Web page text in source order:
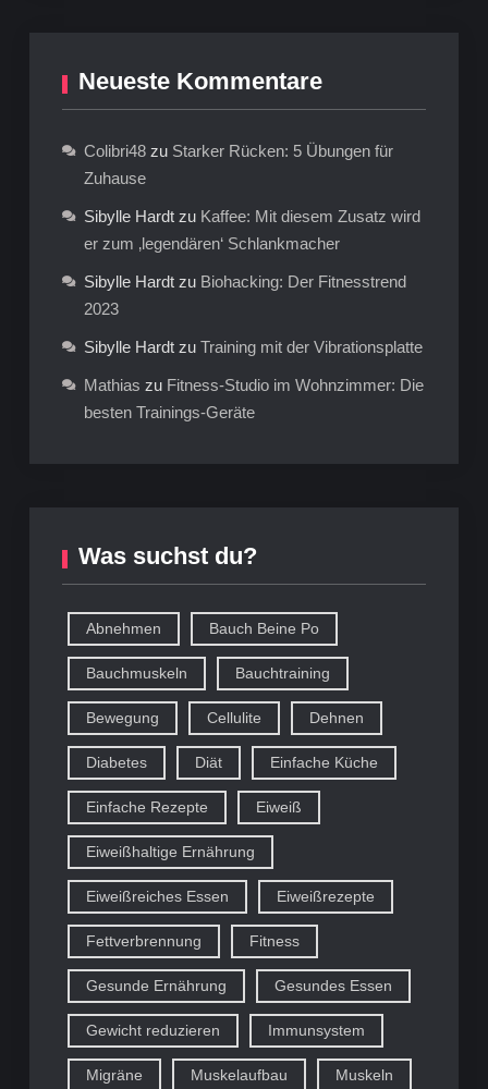
Neueste Kommentare
Colibri48zu Starker Rücken: 5 Übungen für
Zuhause
Sibylle Hardtzu Kaffee: Mit diesem Zusatz wird
er zum ‚legendären‘ Schlankmacher
Sibylle Hardtzu Biohacking: Der Fitnesstrend
2023
Sibylle Hardtzu Training mit der Vibrationsplatte
Mathias zu Fitness-Studio im Wohnzimmer: Die
besten Trainings-Geräte
Was suchst du?
Abnehmen Bauch Beine Po
Bauchmuskeln Bauchtraining
Bewegung Cellulite Dehnen
Diabetes Diät Einfache Küche
Einfache Rezepte Eiweiß
Eiweißhaltige Ernährung
Eiweißreiches Essen Eiweißrezepte
Fettverbrennung Fitness
Gesunde Ernährung Gesundes Essen
Gewicht reduzieren Immunsystem
Migräne Muskelaufbau Muskeln